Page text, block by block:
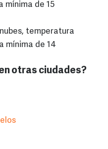
mínima de 15
temperatura
mínima de 14
otras ciudades?